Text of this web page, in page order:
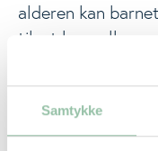
Samtykke
alderen kan
tilsat komælk –
på 1-2 år er den
mælk eller
skal mælken
anbefales